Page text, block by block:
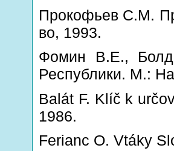
Прокофьев С.М.
во, 1993.
Фомин В.Е., Болд
Республики. М.:
Balát F. Klíč k
1986.
Ferianc O. Vtáky